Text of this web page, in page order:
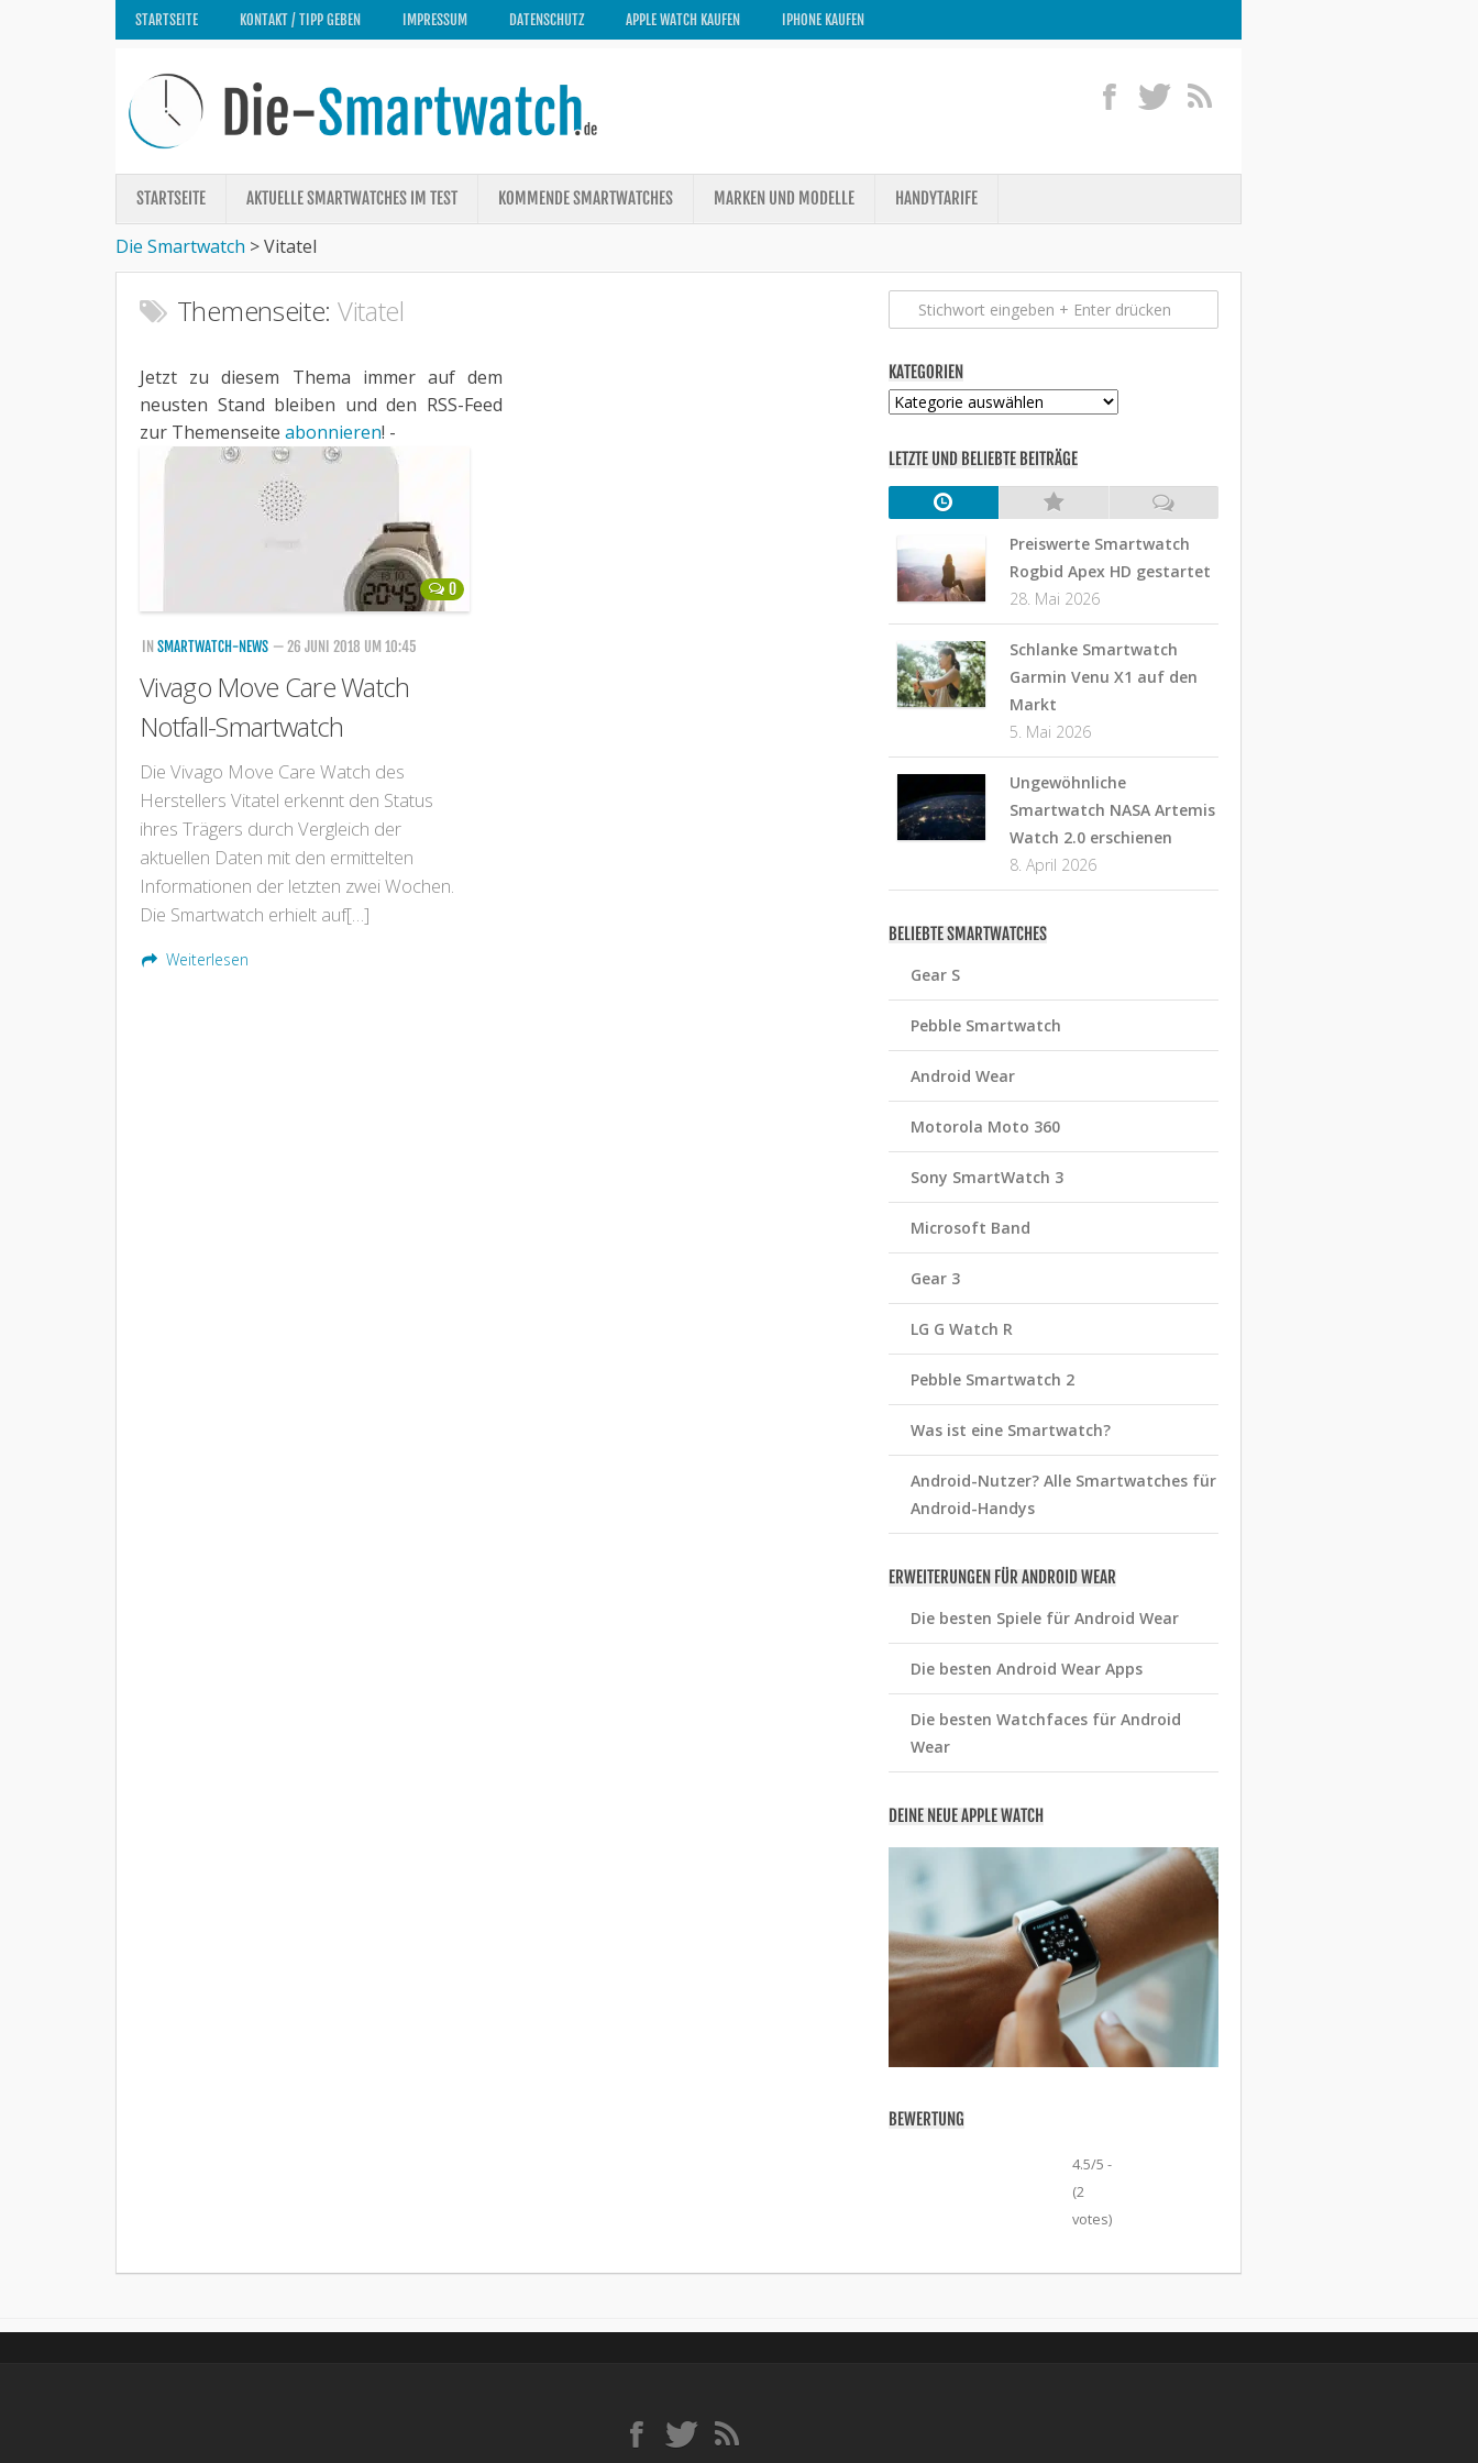
STARTSEITE KONTAKT / TIPP GEBEN IMPRESSUM DATENSCHUTZ APPLE WATCH KAUFEN IPHONE KAUFEN
STARTSEITE AKTUELLE SMARTWATCHES IM TEST KOMMENDE SMARTWATCHES MARKEN UND MODELLE HANDYTARIFE
Die Smartwatch >Vitatel
Themenseite: Vitatel
Jetzt zu diesem Thema immer auf dem
neusten Stand bleiben und den RSS-Feed
zur Themenseite abonnieren! -
0
IN SMARTWATCH-NEWS — 26 JUNI 2018 UM 10:45
Vivago Move Care Watch
Notfall-Smartwatch
Die Vivago Move Care Watch des
Herstellers Vitatel erkennt den Status
ihres Trägers durch Vergleich der
aktuellen Daten mit den ermittelten
Informationen der letzten zwei Wochen.
Die Smartwatch erhielt auf[…]
Weiterlesen
KATEGORIEN
Kategorien
LETZTE UND BELIEBTE BEITRÄGE
Preiswerte Smartwatch
Rogbid Apex HD gestartet
28. Mai 2026
Schlanke Smartwatch
Garmin Venu X1 auf den
Markt
5. Mai 2026
Ungewöhnliche
Smartwatch NASA Artemis
Watch 2.0 erschienen
8. April 2026
BELIEBTE SMARTWATCHES
Gear S
Pebble Smartwatch
Android Wear
Motorola Moto 360
Sony SmartWatch 3
Microsoft Band
Gear 3
LG G Watch R
Pebble Smartwatch 2
Was ist eine Smartwatch?
Android-Nutzer? Alle Smartwatches für
Android-Handys
ERWEITERUNGEN FÜR ANDROID WEAR
Die besten Spiele für Android Wear
Die besten Android Wear Apps
Die besten Watchfaces für Android
Wear
DEINE NEUE APPLE WATCH
BEWERTUNG
4.5/5 -
(2
votes)